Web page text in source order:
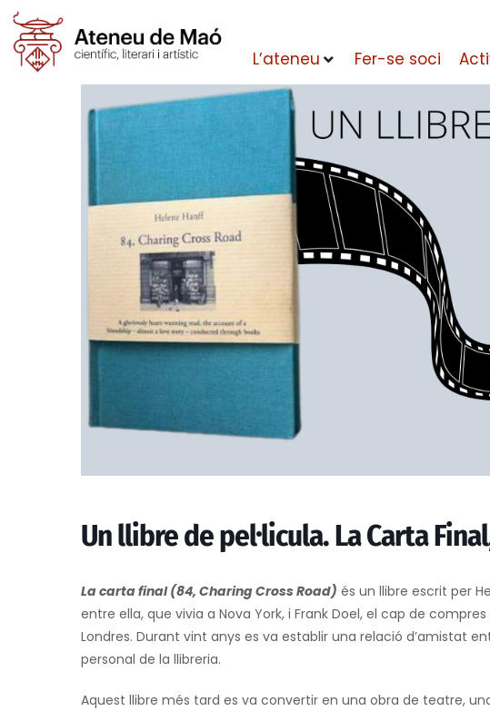
L’ateneu Fer-se soci
Un llibre de pel·licula. La Carta
La carta final (84, Charing Cross Road) és un llibre escrit per
entre ella, que vivia a Nova York, i Frank Doel, el cap de
Londres. Durant vint anys es va establir una relació d’amistat
personal de la llibreria.
Aquest llibre més tard es va convertir en una obra de teatre,